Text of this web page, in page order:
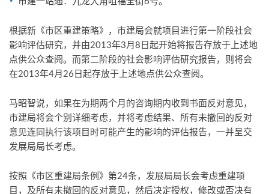
根据新《市区重建策略》，市建局会就项目进行第一阶段社会
影响评估研究，并由2013年3月8日起开始将报告存放于上述地
点供公众查阅。而第二阶段的社会影响评估研究报告，则将会
在2013年4月26日起存放于上述地点供公众查阅。
马昭智说，如果在为期两个月的咨询期内收到书面反对意见，
市建局将会个别详细考虑，并将考虑结果、所有未撤回的反对
意见连同执行该项目时可能产生的影响的评估报告，一并呈交
发展局局长考虑。
按照《市区重建局条例》第24条，发展局局长会考虑重建项
目，及所有未撤回的反对意见，然后决定授权，修改或否决有